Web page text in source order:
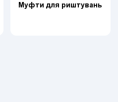
Муфти для риштувань